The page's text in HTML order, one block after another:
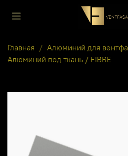
Главная
Алюминий для
Алюминий под ткань / FIBRE